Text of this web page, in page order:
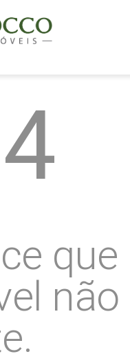
que
não